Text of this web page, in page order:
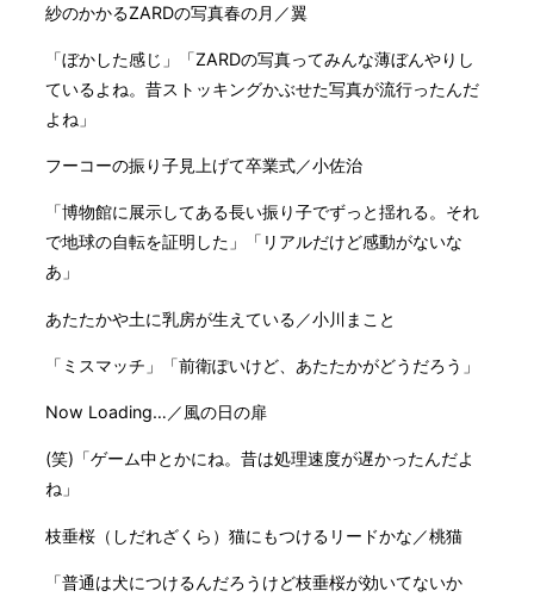
紗のかかるZARDの写真春の月／翼
「ぼかした感じ」「ZARDの写真ってみんな薄ぼんやりし
ているよね。昔ストッキングかぶせた写真が流行ったんだ
よね」
フーコーの振り子見上げて卒業式／小佐治
「博物館に展示してある長い振り子でずっと揺れる。それ
で地球の自転を証明した」「リアルだけど感動がないな
あ」
あたたかや土に乳房が生えている／小川まこと
「ミスマッチ」「前衛ぽいけど、あたたかがどうだろう」
Now Loading…／風の日の扉
(笑)「ゲーム中とかにね。昔は処理速度が遅かったんだよ
ね」
枝垂桜（しだれざくら）猫にもつけるリードかな／桃猫
「普通は犬につけるんだろうけど枝垂桜が効いてないか